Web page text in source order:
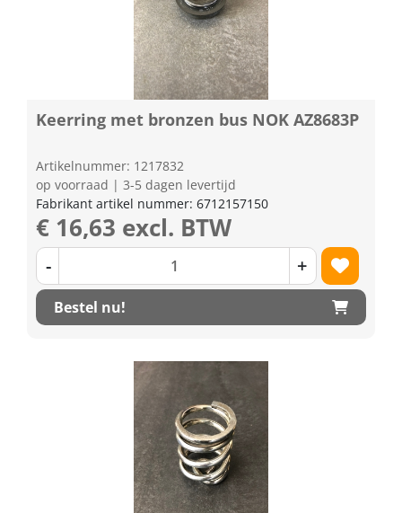
Keerring met bronzen bus NOK AZ8683P
Artikelnummer: 1217832
op voorraad | 3-5 dagen levertijd
Fabrikant artikel nummer: 6712157150
€ 16,63 excl. BTW
- +
Bestel nu!